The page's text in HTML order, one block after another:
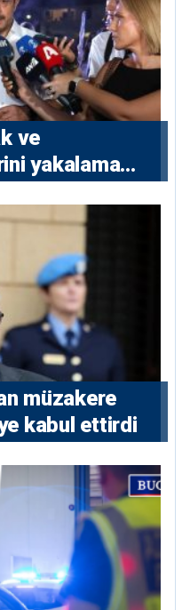
ve
yakalama
emri
müzakere
kabul ettirdi